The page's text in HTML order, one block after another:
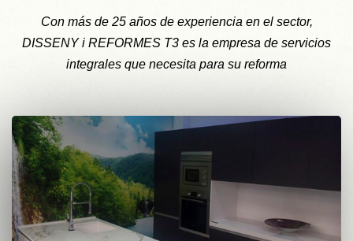
Con más de 25 años de experiencia en el sector,
DISSENY i REFORMES T3 es la empresa de servicios
integrales que necesita para su reforma